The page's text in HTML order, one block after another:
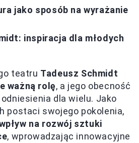
jako sposób na wyrażanie
inspiracja dla młodych
teatru Tadeusz Schmidt
ważną rolę, a jego obecność
dla wielu. Jako
postaci swojego pokolenia,
na rozwój sztuki
, wprowadzając innowacyjne